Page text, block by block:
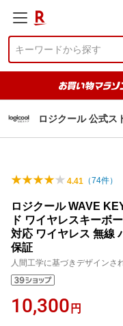
ロジクール 公式ス
4.41 （74件）
ロジクール WAVE
ド ワイヤレスキー
対応 ワイヤレス 無線
保証
人間工学に基づきデザインさ
10,300 円